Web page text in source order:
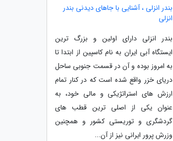
بندر انزلی ، آشنایی با جاهای دیدنی بندر
انزلی
بندر انزلی دارای اولین و بزرگ ترین
ایستگاه آبی ایران به نام کاسپین از ابتدا تا
به امروز بوده و آن در قسمت جنوبی ساحل
دریای خزر واقع شده است که در کنار تمام
ارزش های استراتژیکی و مالی خود، به
عنوان یکی از اصلی ترین قطب های
گردشگری و توریستی کشور و همچنین
وزرش پرور ایرانی نیز از آن...